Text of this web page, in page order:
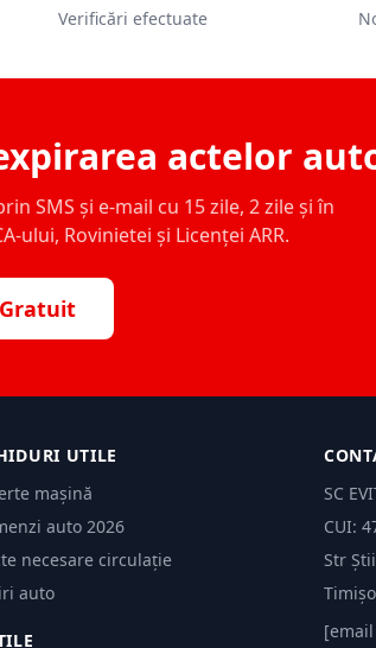
Verificări efectuate
actelor
SMS și e-mail cu 15 zile, 2 zile și în
ului, Rovinietei și Licenței ARR.
UTILE
mașină
auto 2026
necesare circulație
auto
SC
CUI:
Str